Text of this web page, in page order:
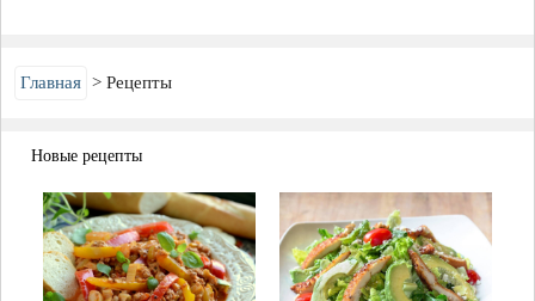
Главная Рецепты
Новые рецепты